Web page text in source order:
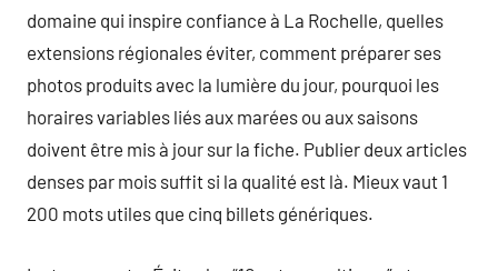
domaine qui inspire confiance à La Rochelle, quelles
extensions régionales éviter, comment préparer ses
photos produits avec la lumière du jour, pourquoi les
horaires variables liés aux marées ou aux saisons
doivent être mis à jour sur la fiche. Publier deux articles
denses par mois suffit si la qualité est là. Mieux vaut 1
200 mots utiles que cinq billets génériques.